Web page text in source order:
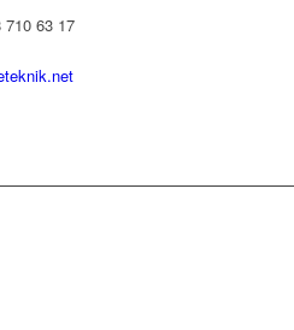
710 63 17